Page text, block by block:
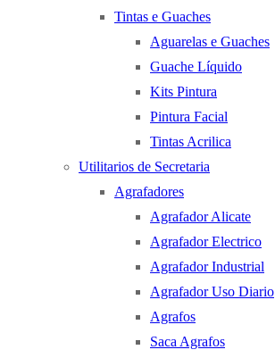
Tintas e Guaches
Aguarelas e Guaches
Guache Líquido
Kits Pintura
Pintura Facial
Tintas Acrilica
Utilitarios de Secretaria
Agrafadores
Agrafador Alicate
Agrafador Electrico
Agrafador Industrial
Agrafador Uso Diario
Agrafos
Saca Agrafos